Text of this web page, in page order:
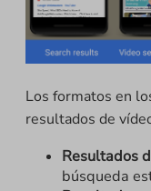
Los formatos en
resultados de
Resultados
búsqueda